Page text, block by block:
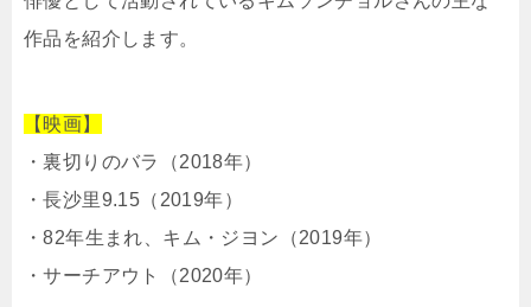
作品を紹介します。
【映画】
・裏切りのバラ（2018年）
・長沙里9.15（2019年）
・82年生まれ、キム・ジヨン（2019年）
・サーチアウト（2020年）